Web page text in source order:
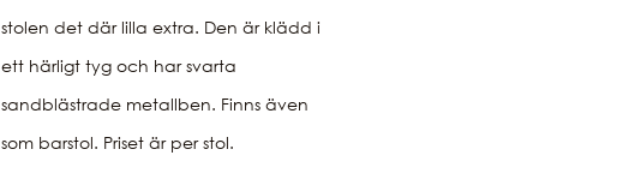
stolen det där lilla extra. Den är klädd i
ett härligt tyg och har svarta
sandblästrade metallben. Finns även